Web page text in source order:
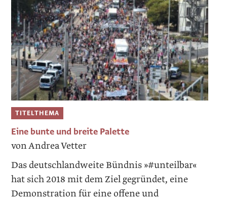
TITELTHEMA
Eine bunte und breite Palette
von Andrea Vetter
Das deutschlandweite Bündnis »#unteilbar«
hat sich 2018 mit dem Ziel gegründet, eine
Demonstration für eine offene und